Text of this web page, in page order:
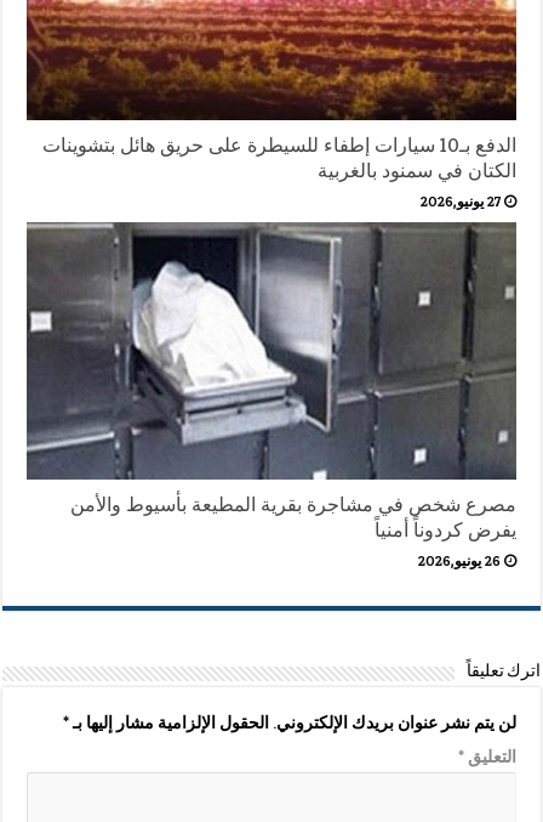
الدفع بـ10 سيارات إطفاء للسيطرة على حريق هائل بتشوينات
الكتان في سمنود بالغربية
27 يونيو,2026
مصرع شخص في مشاجرة بقرية المطيعة بأسيوط والأمن
يفرض كردوناً أمنياً
26 يونيو,2026
اترك تعليقاً
لن يتم نشر عنوان بريدك الإلكتروني. الحقول الإلزامية مشار إليها بـ*
التعليق*